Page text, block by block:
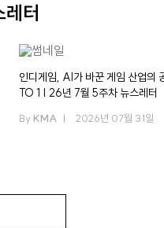
레터
인디게임, AI가 바꾼 게임 산업의
TO 1 | 26년 7월 5주차 뉴스레터
By KMA 2026년 07월 31일